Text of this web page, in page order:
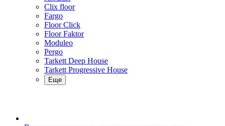
Clix floor
Fargo
Floor Click
Floor Faktor
Moduleo
Pergo
Tarkett Deep House
Tarkett Progressive House
Еще